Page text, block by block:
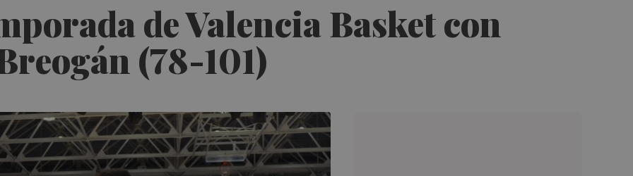
de Valencia Basket con
(78-101)